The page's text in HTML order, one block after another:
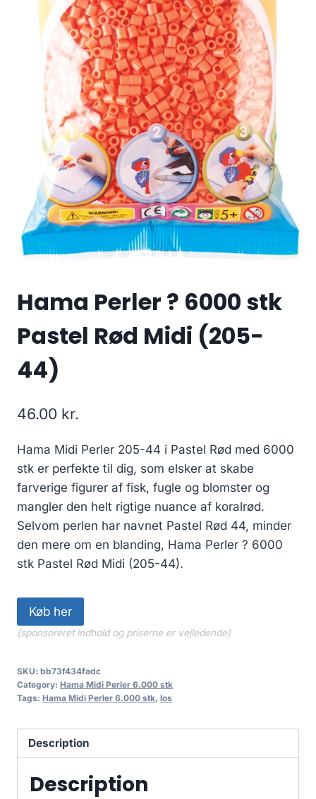
Hama Perler ? 6000 stk
Pastel Rød Midi (205-
44)
46.00 kr.
Hama Midi Perler 205-44 i Pastel Rød med 6000
stk er perfekte til dig, som elsker at skabe
farverige figurer af fisk, fugle og blomster og
mangler den helt rigtige nuance af koralrød.
Selvom perlen har navnet Pastel Rød 44, minder
den mere om en blanding, Hama Perler ? 6000
stk Pastel Rød Midi (205-44).
Køb her
(sponsoreret indhold og priserne er vejledende)
SKU: bb73f434fadc
Category: Hama Midi Perler 6.000 stk
Tags: Hama Midi Perler 6.000 stk, los
Description
Description